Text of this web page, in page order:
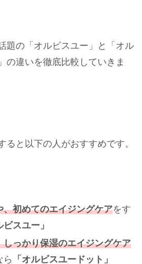
題の「オルビスユー」と「オル
の違いを徹底比較していきま
ると以下の人がおすすめです。
、初めてのエイジングケアをす
ビスユー」
しっかり保湿のエイジングケア
ら
「オルビスユードット」